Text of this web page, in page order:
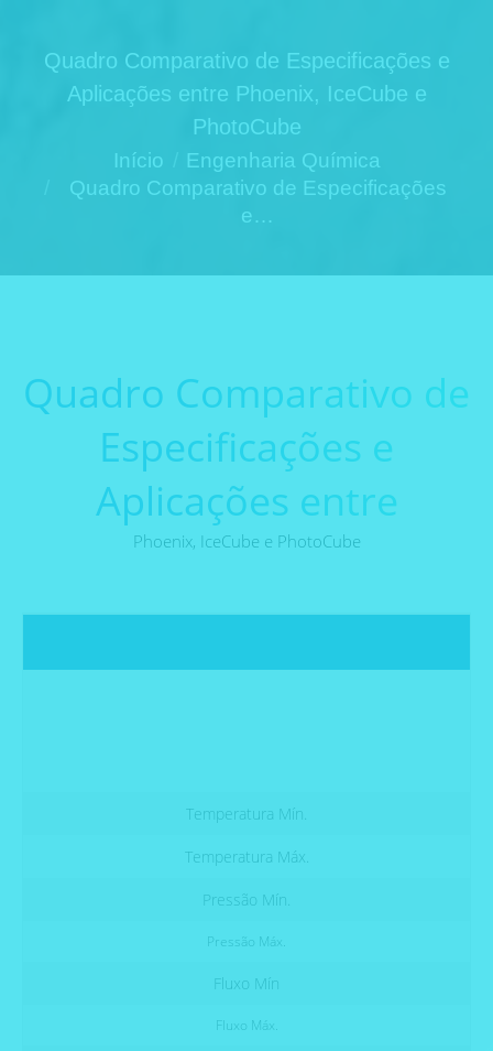
Quadro Comparativo de Especificações e
Aplicações entre Phoenix, IceCube e
PhotoCube
Você está aqui:Início
Engenharia Química
Quadro Comparativo de Especificações
e…
Quadro Comparativo de
Especificações e
Aplicações entre
Phoenix, IceCube e PhotoCube
Temperatura Mín.
Temperatura Máx.
Pressão Mín.
Pressão Máx.
Fluxo Mín
Fluxo Máx.